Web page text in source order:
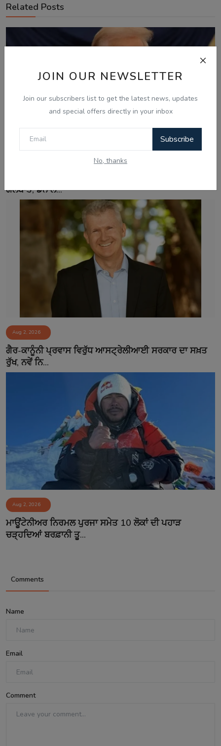
JOIN OUR NEWSLETTER
Join our subscribers list to get the latest news, updates
and special offers directly in your inbox
Subscribe
No, thanks
Related Posts
ਗੱਲਬਾਤ, ਡੋਨਾਲ...
Aug 2, 2026
ਗੈਰ-ਕਾਨੂੰਨੀ ਪ੍ਰਵਾਸ ਵਿਰੁੱਧ ਆਸਟ੍ਰੇਲੀਆਈ ਸਰਕਾਰ ਦਾ ਸਖ਼ਤ
ਰੁੱਖ, ਨਵੇਂ ਨਿ...
Aug 2, 2026
ਮਾਊਂਟੇਨੀਅਰ ਨਿਰਮਲ ਪੁਰਜਾ ਸਮੇਤ 10 ਲੋਕਾਂ ਦੀ ਪਹਾੜ
ਚੜ੍ਹਦਿਆਂ ਬਰਫ਼ਾਨੀ ਤੂ...
Comments
Name
Email
Comment